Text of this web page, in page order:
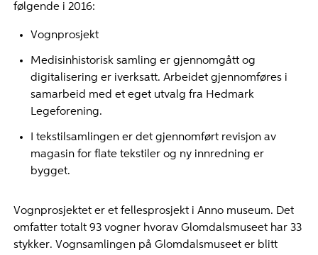
følgende i 2016:
Vognprosjekt
Medisinhistorisk samling er gjennomgått og
digitalisering er iverksatt. Arbeidet gjennomføres i
samarbeid med et eget utvalg fra Hedmark
Legeforening.
I tekstilsamlingen er det gjennomført revisjon av
magasin for flate tekstiler og ny innredning er
bygget.
Vognprosjektet er et fellesprosjekt i Anno museum. Det
omfatter totalt 93 vogner hvorav Glomdalsmuseet har 33
stykker. Vognsamlingen på Glomdalsmuseet er blitt